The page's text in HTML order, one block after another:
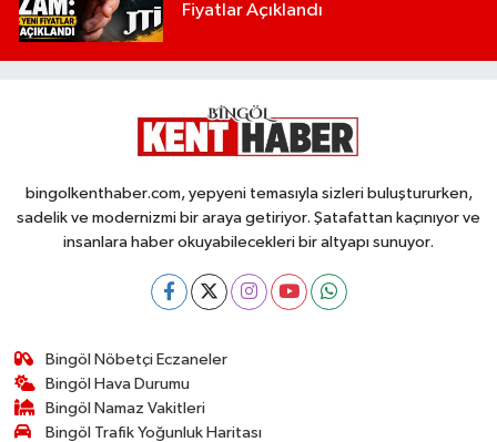
Fiyatlar Açıklandı
bingolkenthaber.com, yepyeni temasıyla sizleri buluştururken,
sadelik ve modernizmi bir araya getiriyor. Şatafattan kaçınıyor ve
insanlara haber okuyabilecekleri bir altyapı sunuyor.
Bingöl Nöbetçi Eczaneler
Bingöl Hava Durumu
Bingöl Namaz Vakitleri
Bingöl Trafik Yoğunluk Haritası